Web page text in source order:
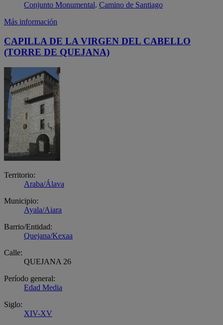
Conjunto Monumental. Camino de Santiago
Más información
CAPILLA DE LA VIRGEN DEL CABELLO
(TORRE DE QUEJANA)
Territorio:
Araba/Álava
Municipio:
Ayala/Aiara
Barrio/Entidad:
Quejana/Kexaa
Calle:
QUEJANA 26
Período general:
Edad Media
Siglo:
XIV-XV